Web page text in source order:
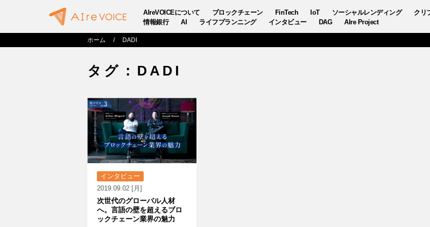
AIreVOICEについて ブロックチェーン FinTech IoT ソーシャルレンディング
クリ
情報銀行
AI ライフプランニング インタビュー DAG AIre Project
ホーム DADI
タグ：DADI
インタビュー
2019.09.02 [月]
次世代のグローバル人材
へ。言語の壁を超えるブロ
ックチェーン業界の魅力